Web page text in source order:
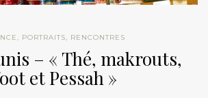
PORTRAITS RENCONTRES
– « Thé, makrouts,
et Pessah »